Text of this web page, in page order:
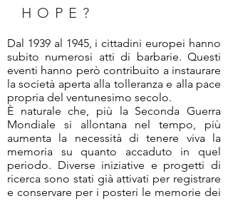
HOPE?
Dal 1939 al 1945, i cittadini europei hanno
subito numerosi atti di barbarie. Questi
eventi hanno però contribuito a instaurare
la società aperta alla tolleranza e alla pace
propria del ventunesimo secolo.
È naturale che, più la Seconda Guerra
Mondiale si allontana nel tempo, più
aumenta la necessità di tenere viva la
memoria su quanto accaduto in quel
periodo. Diverse iniziative e progetti di
ricerca sono stati già attivati per registrare
e conservare per i posteri le memorie dei